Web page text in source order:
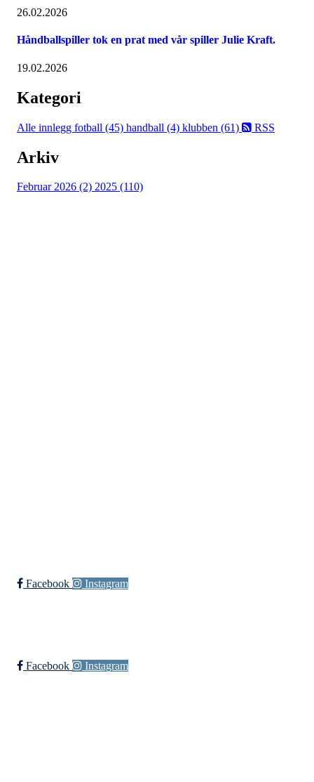
26.02.2026
Håndballspiller tok en prat med vår spiller Julie Kraft.
19.02.2026
Kategori
Alle innlegg fotball (45) handball (4) klubben (61) RSS
Arkiv
Februar 2026 (2) 2025 (110)
Facebook Instagram
Facebook Instagram